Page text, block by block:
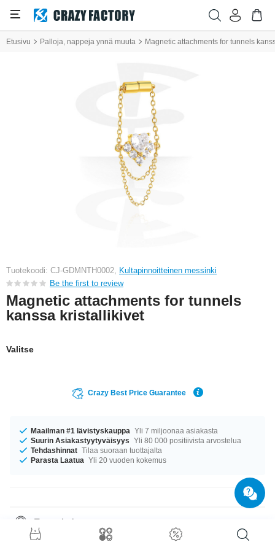
Etusivu Palloja, nappeja ynnä muuta Magnetic attachments for tunnels
Tuotekoodi: CJ-GDMNTH0002, Kultapinnoitteinen messinki
Be the first to review
Magnetic attachments for tunnels
kanssa kristallikivet
Valitse
Crazy Best Price Guarantee
Maailman #1 lävistyskauppa Yli 7 miljoonaa asiakasta
Suurin Asiakastyytyväisyys Yli 80 000 positiivista arvostelua
Tehdashinnat Tilaa suoraan tuottajalta
Parasta Laatua Yli 20 vuoden kokemus
Tuotetiedot
Tämän tuotteen kivi: upea Crystal. uniikki huippuluokan tuote